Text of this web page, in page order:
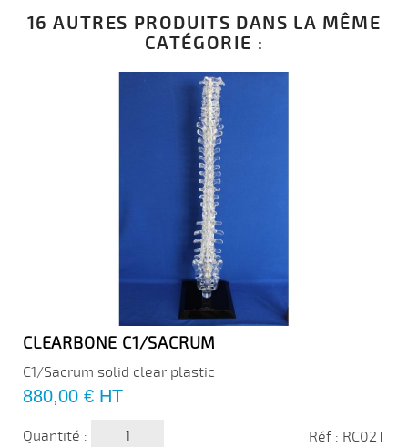
16 AUTRES PRODUITS DANS LA MÊME
CATÉGORIE :
CLEARBONE C1/SACRUM
C1/Sacrum solid clear plastic
Prix
880,00 € HT
Quantité : Réf : RC02T